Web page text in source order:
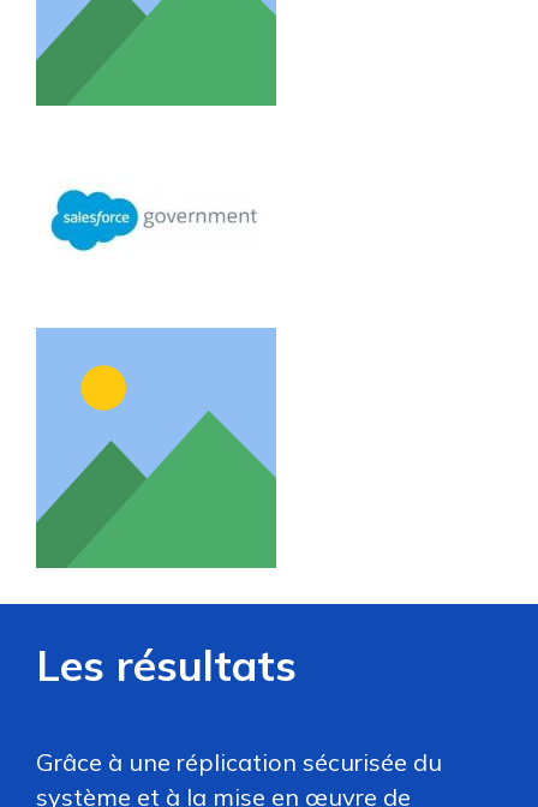
Les résultats
Grâce à une réplication sécurisée du
système et à la mise en œuvre de